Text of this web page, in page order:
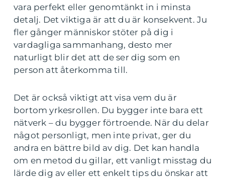
vara perfekt eller genomtänkt in i minsta
detalj. Det viktiga är att du är konsekvent. Ju
fler gånger människor stöter på dig i
vardagliga sammanhang, desto mer
naturligt blir det att de ser dig som en
person att återkomma till.
Det är också viktigt att visa vem du är
bortom yrkesrollen. Du bygger inte bara ett
nätverk – du bygger förtroende. När du delar
något personligt, men inte privat, ger du
andra en bättre bild av dig. Det kan handla
om en metod du gillar, ett vanligt misstag du
lärde dig av eller ett enkelt tips du önskar att